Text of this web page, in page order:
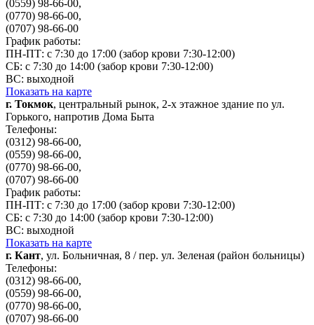
(0559) 98-66-00,
(0770) 98-66-00,
(0707) 98-66-00
График работы:
ПН-ПТ: с 7:30 до 17:00 (забор крови 7:30-12:00)
СБ: с 7:30 до 14:00 (забор крови 7:30-12:00)
ВС: выходной
Показать на карте
г. Токмок, центральный рынок, 2-х этажное здание по ул.
Горького, напротив Дома Быта
Телефоны:
(0312) 98-66-00,
(0559) 98-66-00,
(0770) 98-66-00,
(0707) 98-66-00
График работы:
ПН-ПТ: с 7:30 до 17:00 (забор крови 7:30-12:00)
СБ: с 7:30 до 14:00 (забор крови 7:30-12:00)
ВС: выходной
Показать на карте
г. Кант, ул. Больничная, 8 / пер. ул. Зеленая (район больницы)
Телефоны:
(0312) 98-66-00,
(0559) 98-66-00,
(0770) 98-66-00,
(0707) 98-66-00